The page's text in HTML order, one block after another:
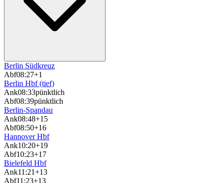
Berlin Südkreuz
Abf08:27+1
Berlin Hbf (tief)
Ank08:33pünktlich
Abf08:39pünktlich
Berlin-Spandau
Ank08:48+15
Abf08:50+16
Hannover Hbf
Ank10:20+19
Abf10:23+17
Bielefeld Hbf
Ank11:21+13
Abf11:23+13